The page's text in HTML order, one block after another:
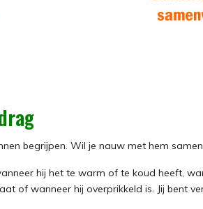
begrijpen. Wil je nauw met hem
hij het te warm of te koud heeft,
of wanneer hij overprikkeld is. Jij bent